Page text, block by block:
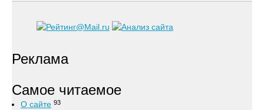
Реклама
Самое читаемое
О сайте 93